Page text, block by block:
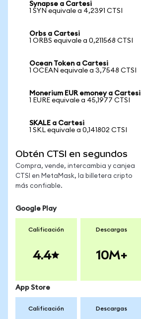
Synapse a Cartesi
1 SYN equivale a 4,2391 CTSI
Orbs a Cartesi
1 ORBS equivale a 0,211568 CTSI
Ocean Token a Cartesi
1 OCEAN equivale a 3,7548 CTSI
Monerium EUR emoney a Cartesi
1 EURE equivale a 45,1977 CTSI
SKALE a Cartesi
1 SKL equivale a 0,141802 CTSI
Obtén CTSI en segundos
Compra, vende, intercambia y canjea
CTSI en MetaMask, la billetera cripto
más confiable.
Google Play
Calificación
4.4
Descargas
10M+
App Store
Calificación Descargas